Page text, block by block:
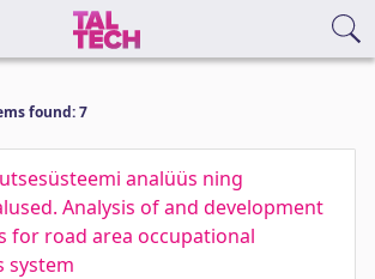
found: 7
analüüs ning
Analysis of and development
for road area occupational
system